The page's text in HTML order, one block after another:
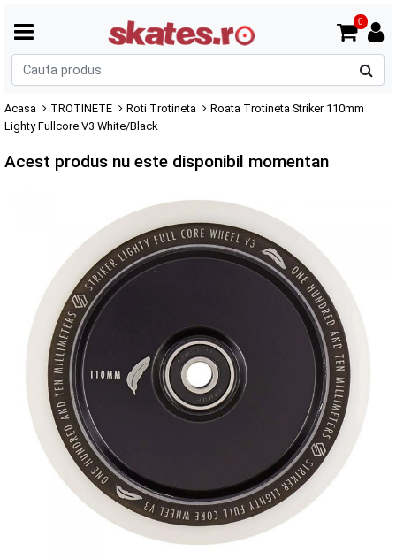
0
Acasa TROTINETE Roti Trotineta
Roata Trotineta Striker 110mm
Lighty Fullcore V3 White/Black
Acest produs nu este disponibil momentan